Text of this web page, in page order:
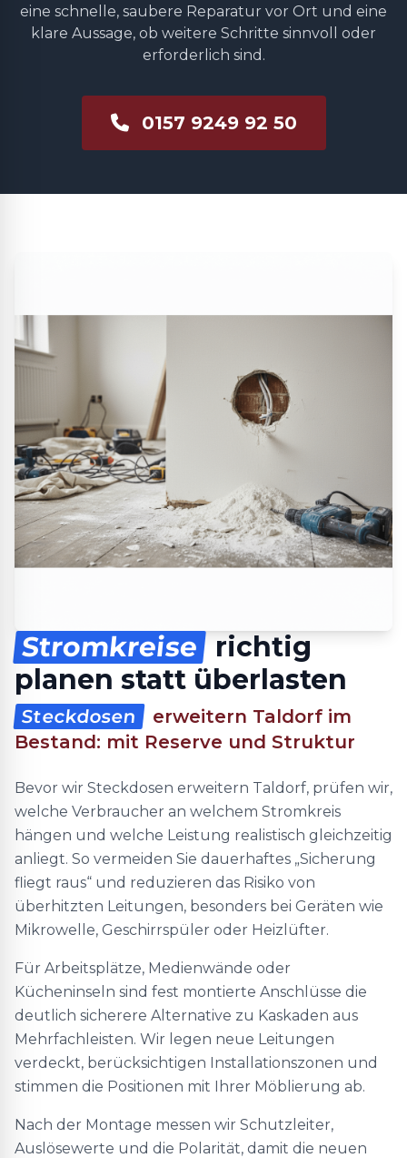
eine schnelle, saubere Reparatur vor Ort und eine
klare Aussage, ob weitere Schritte sinnvoll oder
erforderlich sind.
0157 9249 92 50
Stromkreise
richtig
planen statt überlasten
Steckdosen
erweitern Taldorf im
Bestand: mit Reserve und Struktur
Bevor wir Steckdosen erweitern Taldorf, prüfen wir,
welche Verbraucher an welchem Stromkreis
hängen und welche Leistung realistisch gleichzeitig
anliegt. So vermeiden Sie dauerhaftes „Sicherung
fliegt raus“ und reduzieren das Risiko von
überhitzten Leitungen, besonders bei Geräten wie
Mikrowelle, Geschirrspüler oder Heizlüfter.
Für Arbeitsplätze, Medienwände oder
Kücheninseln sind fest montierte Anschlüsse die
deutlich sicherere Alternative zu Kaskaden aus
Mehrfachleisten. Wir legen neue Leitungen
verdeckt, berücksichtigen Installationszonen und
stimmen die Positionen mit Ihrer Möblierung ab.
Nach der Montage messen wir Schutzleiter,
Auslösewerte und die Polarität, damit die neuen